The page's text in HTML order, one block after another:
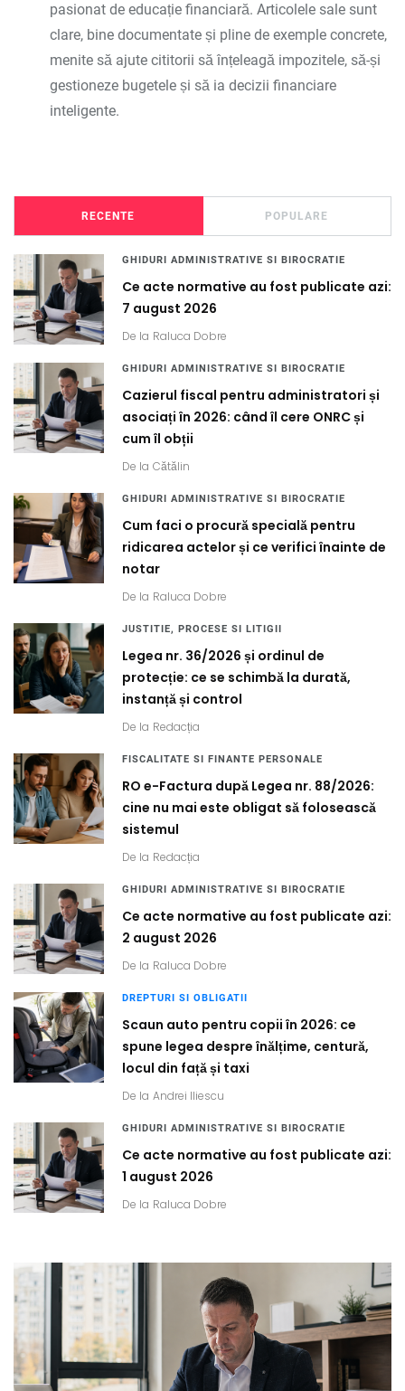
pasionat de educație financiară. Articolele sale sunt
clare, bine documentate și pline de exemple concrete,
menite să ajute cititorii să înțeleagă impozitele, să-și
gestioneze bugetele și să ia decizii financiare
inteligente.
RECENTE POPULARE
GHIDURI ADMINISTRATIVE SI BIROCRATIE
Ce acte normative au fost publicate azi:
7 august 2026
De la Raluca Dobre
GHIDURI ADMINISTRATIVE SI BIROCRATIE
Cazierul fiscal pentru administratori și
asociați în 2026: când îl cere ONRC și
cum îl obții
De la Cătălin
GHIDURI ADMINISTRATIVE SI BIROCRATIE
Cum faci o procură specială pentru
ridicarea actelor și ce verifici înainte de
notar
De la Raluca Dobre
JUSTITIE, PROCESE SI LITIGII
Legea nr. 36/2026 și ordinul de
protecție: ce se schimbă la durată,
instanță și control
De la Redacția
FISCALITATE SI FINANTE PERSONALE
RO e-Factura după Legea nr. 88/2026:
cine nu mai este obligat să folosească
sistemul
De la Redacția
GHIDURI ADMINISTRATIVE SI BIROCRATIE
Ce acte normative au fost publicate azi:
2 august 2026
De la Raluca Dobre
DREPTURI SI OBLIGATII
Scaun auto pentru copii în 2026: ce
spune legea despre înălțime, centură,
locul din față și taxi
De la Andrei Iliescu
GHIDURI ADMINISTRATIVE SI BIROCRATIE
Ce acte normative au fost publicate azi:
1 august 2026
De la Raluca Dobre